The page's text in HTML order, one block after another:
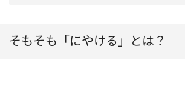
そもそも「にやける」とは？